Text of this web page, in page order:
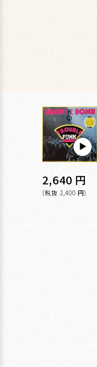
▶︎
通
常
2,640 円
(税抜 2,400 円)